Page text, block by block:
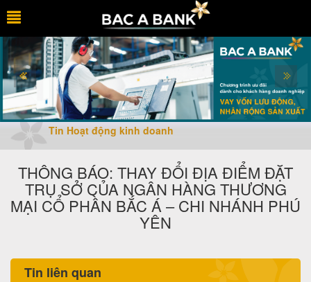
Tin Hoạt động kinh doanh
THÔNG BÁO: THAY ĐỔI ĐỊA ĐIỂM ĐẶT
TRỤ SỞ CỦA NGÂN HÀNG THƯƠNG
MẠI CỔ PHẦN BẮC Á – CHI NHÁNH PHÚ
YÊN
Tin liên quan